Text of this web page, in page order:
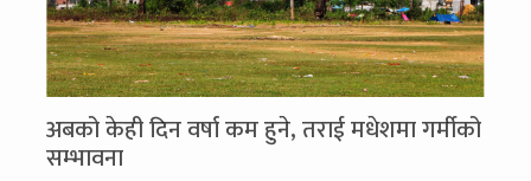
अबको केही दिन वर्षा कम हुने, तराई मधेशमा गर्मीको
सम्भावना